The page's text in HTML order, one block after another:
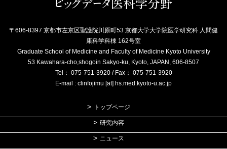
〒606-8397 京都市左京区聖護院川原町53 京都大学大学院医学研究科 人間健
康科学科棟 162号室
Graduate School of Medicine and Faculty of Medicine Kyoto University
53 Kawahara-cho,shogoin Sakyo-ku, Kyoto, JAPAN, 606-8507
Tel： 075-751-3920 / Fax： 075-751-3920
E-mail : clinfojimu [at] hs.med.kyoto-u.ac.jp
トップページ
研究内容
ニュース